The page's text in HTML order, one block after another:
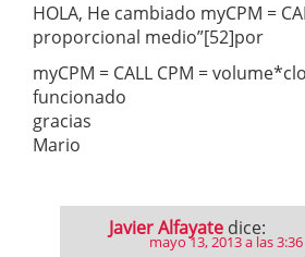
HOLA, He cambiado myCPM =
proporcional medio”[52]por
myCPM = CALL CPM =
funcionado
gracias
Mario
Javier Alfayate dice:
mayo 13, 2013 a las